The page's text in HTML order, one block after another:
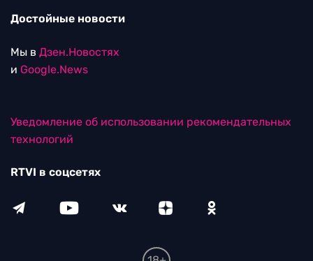
Достойные новости
Мы в Дзен.Новостях
и Google.News
Уведомление об использовании рекомендательных
технологий
RTVI в соцсетях